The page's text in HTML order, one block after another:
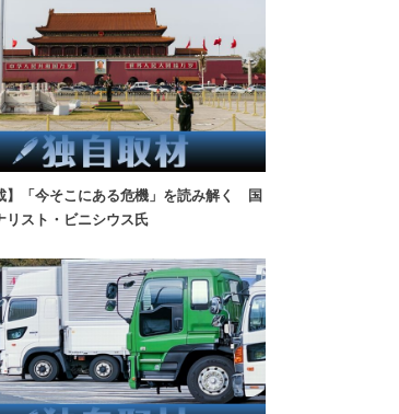
】「今そこにある危機」を読み解く 国
リスト・ビニシウス氏